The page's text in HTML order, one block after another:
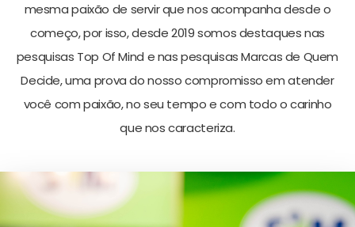
mesma paixão de servir que nos acompanha desde o
começo, por isso, desde 2019 somos destaques nas
pesquisas Top Of Mind e nas pesquisas Marcas de Quem
Decide, uma prova do nosso compromisso em atender
você com paixão, no seu tempo e com todo o carinho
que nos caracteriza.